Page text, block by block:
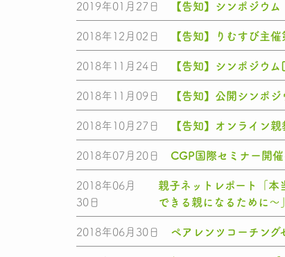
【告知】シンポジウ
2019年01月27日
【告知】りむすび主
2018年12月02日
【告知】シンポジウ
2018年11月24日
【告知】公開シンポ
2018年11月09日
【告知】オンライン
2018年10月27日
CGP国際セミナー開
2018年07月20日
親子ネットレポート「本
できる親になるために～
2018年06月
30日
ペアレンツコーチン
2018年06月30日